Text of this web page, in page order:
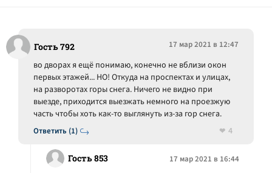
Гость 792 17 мар 2021 в 12:47
Ответить (1)
во дворах я ещё понимаю, конечно не вблизи окон
первых этажей... НО! Откуда на проспектах и улицах,
на разворотах горы снега. Ничего не видно при
выезде, приходится выезжать немного на проезжую
часть чтобы хоть как-то выглянуть из-за гор снега.
4
Гость 853 17 мар 2021 в 16:44